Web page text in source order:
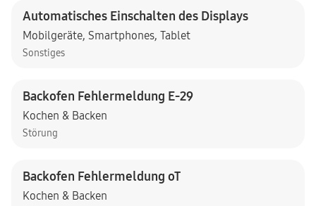
Automatisches Einschalten des Displays
Mobilgeräte, Smartphones, Tablet
Sonstiges
Backofen Fehlermeldung E-29
Kochen & Backen
Störung
Backofen Fehlermeldung oT
Kochen & Backen